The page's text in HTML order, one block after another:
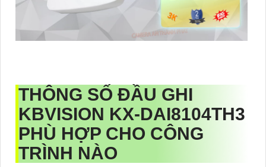
THÔNG SỐ ĐẦU GHI
KBVISION KX-DAI8104TH3
PHÙ HỢP CHO CÔNG
TRÌNH NÀO